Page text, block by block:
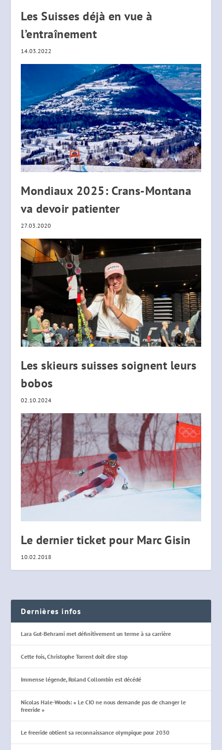
Les Suisses déjà en vue à
l’entraînement
14.03.2022
Mondiaux 2025: Crans-Montana
va devoir patienter
27.03.2020
Les skieurs suisses soignent leurs
bobos
02.10.2024
Le dernier ticket pour Marc Gisin
10.02.2018
Dernières infos
Lara Gut-Behrami met définitivement un terme à sa carrière
Cette fois, Christophe Torrent doit dire stop
Immense légende, Roland Collombin est décédé
Nicolas Hale-Woods: « Le CIO ne nous demande pas de changer le
freeride »
Le freeride obtient sa reconnaissance olympique pour 2030